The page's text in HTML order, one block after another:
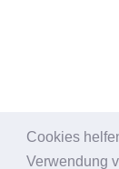
Cookies
Verwendung